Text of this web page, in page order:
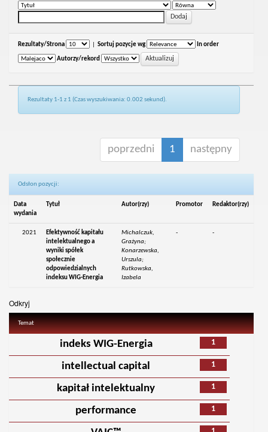
Rezultaty/Strona Sortuj pozycje wg In order
Autorzy/rekord
Rezultaty 1-1 z 1 (Czas wyszukiwania: 0.002 sekund).
poprzedni 1 następny
Odsłon pozycji:
Data
wydania
Tytuł Autor(rzy) Promotor Redaktor(rzy)
2021
Efektywność kapitału
intelektualnego a
wyniki spółek
społecznie
odpowiedzialnych
indeksu WIG-Energia
Michalczuk,
Grażyna;
Konarzewska,
Urszula;
Rutkowska,
Izabela
- -
Odkryj
Temat
1
indeks WIG-Energia
1
intellectual capital
1
kapitał intelektualny
1
performance